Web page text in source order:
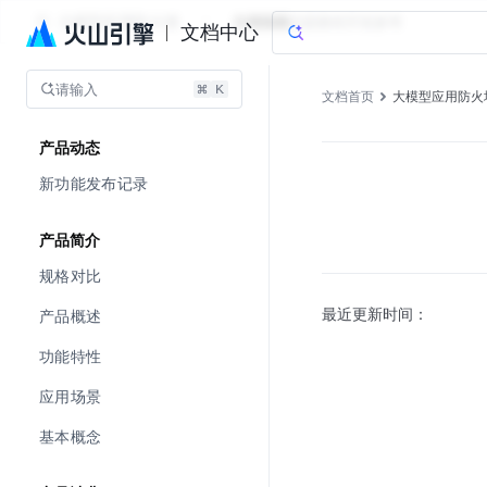
文档中心
大模型应用防火墙 文档指南 实践教程
请输入
产品动态
新功能发布记录
产品简介
规格对比
产品概述
功能特性
应用场景
基本概念
文档首页 大模型应用防火
最近更新时间：